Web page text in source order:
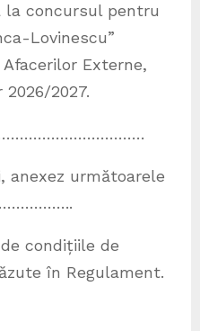
la concursul pentru
Lovinescu”
Externe,
2027.
anexez următoarele
condițiile de
în Regulament.